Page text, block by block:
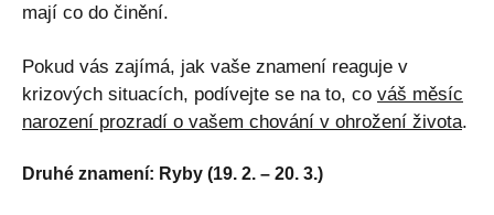
mají co do činění.
Pokud vás zajímá, jak vaše znamení reaguje v
krizových situacích, podívejte se na to, co váš měsíc
narození prozradí o vašem chování v ohrožení života.
Druhé znamení: Ryby (19. 2. – 20. 3.)